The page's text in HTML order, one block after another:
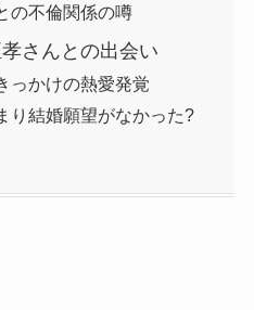
の不倫関係の噂
さんとの出会い
っかけの熱愛発覚
り結婚願望がなかった?